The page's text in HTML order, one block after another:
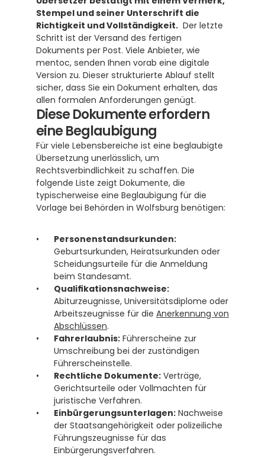
Stempel und seiner Unterschrift die
Richtigkeit und Vollständigkeit.
  Der letzte
Schritt ist der Versand des fertigen
Dokuments per Post. Viele Anbieter, wie
mentoc, senden Ihnen vorab eine digitale
Version zu. Dieser strukturierte Ablauf stellt
sicher, dass Sie ein Dokument erhalten, das
allen formalen Anforderungen genügt.
Diese Dokumente erfordern
eine Beglaubigung
Für viele Lebensbereiche ist eine beglaubigte
Übersetzung unerlässlich, um
Rechtsverbindlichkeit zu schaffen. Die
folgende Liste zeigt Dokumente, die
typischerweise eine Beglaubigung für die
Vorlage bei Behörden in Wolfsburg benötigen:
Personenstandsurkunden:
Geburtsurkunden, Heiratsurkunden oder
Scheidungsurteile für die Anmeldung
beim Standesamt.
Qualifikationsnachweise:
Abiturzeugnisse, Universitätsdiplome oder
Arbeitszeugnisse für die Anerkennung von
Abschlüssen.
Fahrerlaubnis: Führerscheine zur
Umschreibung bei der zuständigen
Führerscheinstelle.
Rechtliche Dokumente: Verträge,
Gerichtsurteile oder Vollmachten für
juristische Verfahren.
Einbürgerungsunterlagen: Nachweise
der Staatsangehörigkeit oder polizeiliche
Führungszeugnisse für das
Einbürgerungsverfahren.